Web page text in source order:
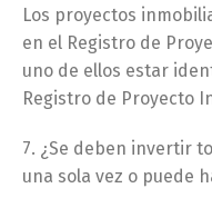
Los proyectos
en el Registro de
uno de ellos estar
Registro de Proyecto
7. ¿Se deben invertir
una sola vez o puede